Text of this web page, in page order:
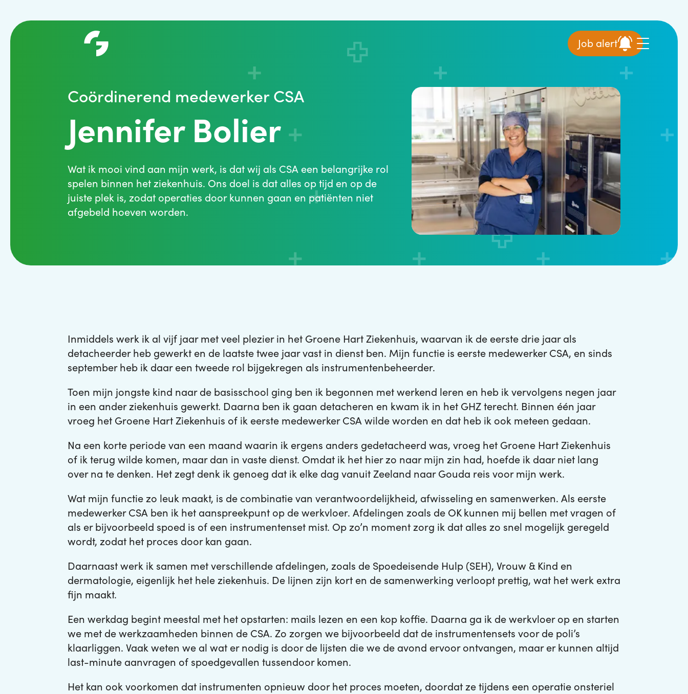
Job alert
Coördinerend medewerker CSA
Jennifer Bolier
Wat ik mooi vind aan mijn werk, is dat wij als CSA een belangrijke rol
spelen binnen het ziekenhuis. Ons doel is dat alles op tijd en op de
juiste plek is, zodat operaties door kunnen gaan en patiënten niet
afgebeld hoeven worden.
Inmiddels werk ik al vijf jaar met veel plezier in het Groene Hart Ziekenhuis, waarvan ik de eerste drie jaar als
detacheerder heb gewerkt en de laatste twee jaar vast in dienst ben. Mijn functie is eerste medewerker CSA, en sinds
september heb ik daar een tweede rol bijgekregen als instrumentenbeheerder.
Toen mijn jongste kind naar de basisschool ging ben ik begonnen met werkend leren en heb ik vervolgens negen jaar
in een ander ziekenhuis gewerkt. Daarna ben ik gaan detacheren en kwam ik in het GHZ terecht. Binnen één jaar
vroeg het Groene Hart Ziekenhuis of ik eerste medewerker CSA wilde worden en dat heb ik ook meteen gedaan.
Na een korte periode van een maand waarin ik ergens anders gedetacheerd was, vroeg het Groene Hart Ziekenhuis
of ik terug wilde komen, maar dan in vaste dienst. Omdat ik het hier zo naar mijn zin had, hoefde ik daar niet lang
over na te denken. Het zegt denk ik genoeg dat ik elke dag vanuit Zeeland naar Gouda reis voor mijn werk.
Wat mijn functie zo leuk maakt, is de combinatie van verantwoordelijkheid, afwisseling en samenwerken. Als eerste
medewerker CSA ben ik het aanspreekpunt op de werkvloer. Afdelingen zoals de OK kunnen mij bellen met vragen of
als er bijvoorbeeld spoed is of een instrumentenset mist. Op zo’n moment zorg ik dat alles zo snel mogelijk geregeld
wordt, zodat het proces door kan gaan.
Daarnaast werk ik samen met verschillende afdelingen, zoals de Spoedeisende Hulp (SEH), Vrouw & Kind en
dermatologie, eigenlijk het hele ziekenhuis. De lijnen zijn kort en de samenwerking verloopt prettig, wat het werk extra
fijn maakt.
Een werkdag begint meestal met het opstarten: mails lezen en een kop koffie. Daarna ga ik de werkvloer op en starten
we met de werkzaamheden binnen de CSA. Zo zorgen we bijvoorbeeld dat de instrumentensets voor de poli’s
klaarliggen. Vaak weten we al wat er nodig is door de lijsten die we de avond ervoor ontvangen, maar er kunnen altijd
last-minute aanvragen of spoedgevallen tussendoor komen.
Het kan ook voorkomen dat instrumenten opnieuw door het proces moeten, doordat ze tijdens een operatie onsteriel